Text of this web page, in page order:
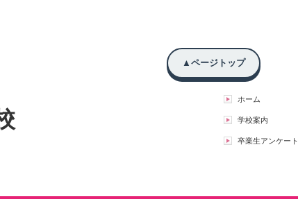
▲ページトップ
ホーム
学校案内
卒業生アンケート